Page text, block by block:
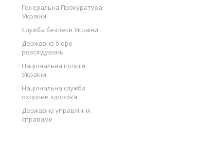
Генеральна Прокуратура
України
Служба безпеки України
Державне бюро
розслідувань
Національна поліція
України
Національна служба
охорони здоров’я
Державне управління
справами